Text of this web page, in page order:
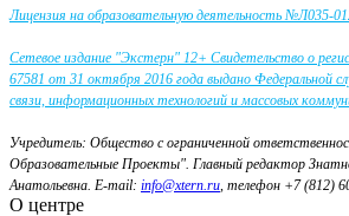
Лицензия на образовательную деятельность №Л035-
Сетевое издание "Экстерн" 12+ Свидетельство о
67581 от 31 октября 2016 года выдано Федеральной
связи, информационных технологий и массовых
Учредитель: Общество с ограниченной
Образовательные Проекты". Главный редактор
Анатольевна. E-mail: info@xtern.ru, телефон +7 (812)
О центре